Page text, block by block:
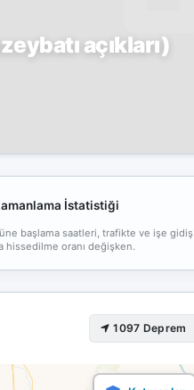
açıkları)
İstatistiği
başlama saatleri, trafikte ve işe gidiş
hissedilme oranı değişken.
1097 Deprem